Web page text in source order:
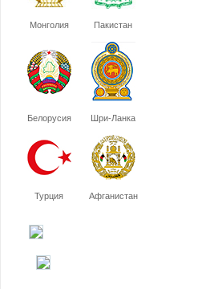
Монголия Пакистан
Белорусия Шри-Ланка
Турция Афганистан